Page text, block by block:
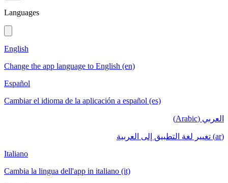
Languages
English
Change the app language to English (en)
Español
Cambiar el idioma de la aplicación a español (es)
العربي (Arabic)
(ar) تغيير لغة التطبيق إلى العربية
Italiano
Cambia la lingua dell'app in italiano (it)